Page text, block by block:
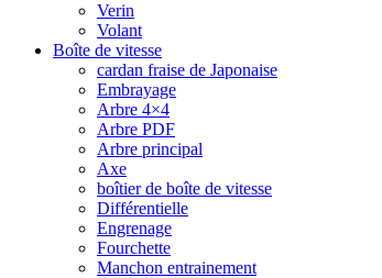
Verin
Volant
Boîte de vitesse
cardan fraise de Japonaise
Embrayage
Arbre 4×4
Arbre PDF
Arbre principal
Axe
boîtier de boîte de vitesse
Différentielle
Engrenage
Fourchette
Manchon entrainement